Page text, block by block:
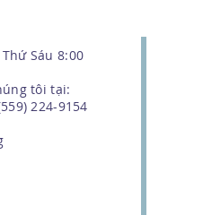
Sáu 8:00
tôi tại:
224-9154